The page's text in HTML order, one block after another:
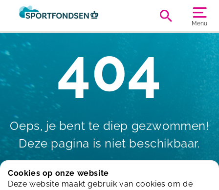
Menu
404
Oeps, je bent te diep gezwommen!
Deze pagina is niet beschikbaar.
Cookies op onze website
Deze website maakt gebruik van cookies om de